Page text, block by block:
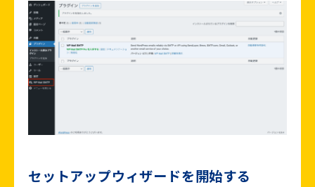
セットアップウィザードを開始する